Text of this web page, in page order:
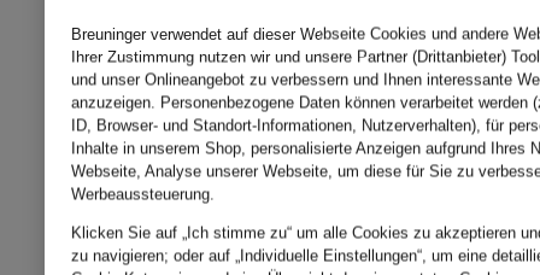
Breuninger verwendet auf dieser Webseite Cookies und andere
Ihrer Zustimmung nutzen wir und unsere Partner (Drittanbieter)
und unser Onlineangebot zu verbessern und Ihnen interessante
anzuzeigen. Personenbezogene Daten können verarbeitet werden
ID, Browser- und Standort-Informationen, Nutzerverhalten), für
Inhalte in unserem Shop, personalisierte Anzeigen aufgrund Ihres
Webseite, Analyse unserer Webseite, um diese für Sie zu
Werbeaussteuerung.
Klicken Sie auf „Ich stimme zu“ um alle Cookies zu akzeptieren
zu navigieren; oder auf „Individuelle Einstellungen“, um eine